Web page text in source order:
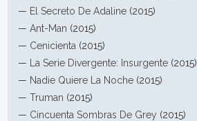
— El Secreto De Adaline (2015)
—Ant-Man (2015)
— Cenicienta (2015)
—
La Serie Divergente: Insurgente (2015)
— Nadie Quiere La Noche (2015)
—Truman (2015)
— Cincuenta Sombras De Grey (2015)